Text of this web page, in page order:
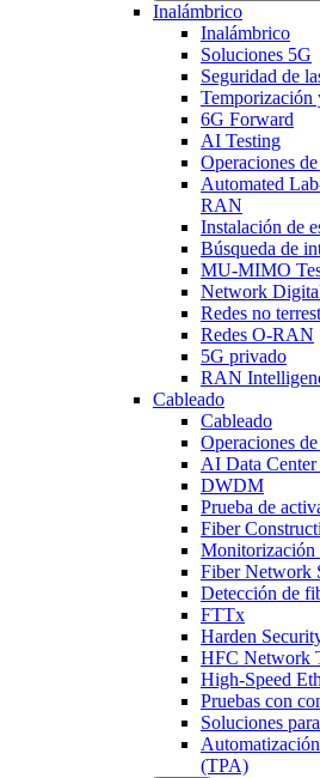
Inalámbrico
Inalámbrico
Soluciones 5G
Seguridad de
Temporización
6G Forward
AI Testing
Operaciones
Automated
RAN
Instalación de
Búsqueda de
MU-MIMO
Network
Redes no
Redes O-RAN
5G privado
RAN
Cableado
Cableado
Operaciones
AI Data
DWDM
Prueba de
Fiber
Monitorización
Fiber Network
Detección de
FTTx
Harden
HFC Network
High-Speed
Pruebas con
Soluciones
(TPA)